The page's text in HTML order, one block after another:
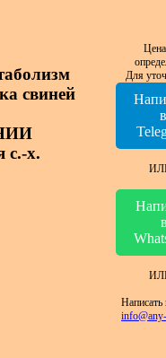
свиней
с.-х.
Для
в
в
Написать